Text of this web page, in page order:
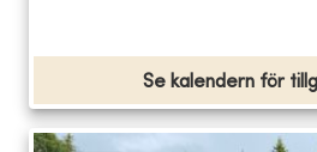
Se kalendern för